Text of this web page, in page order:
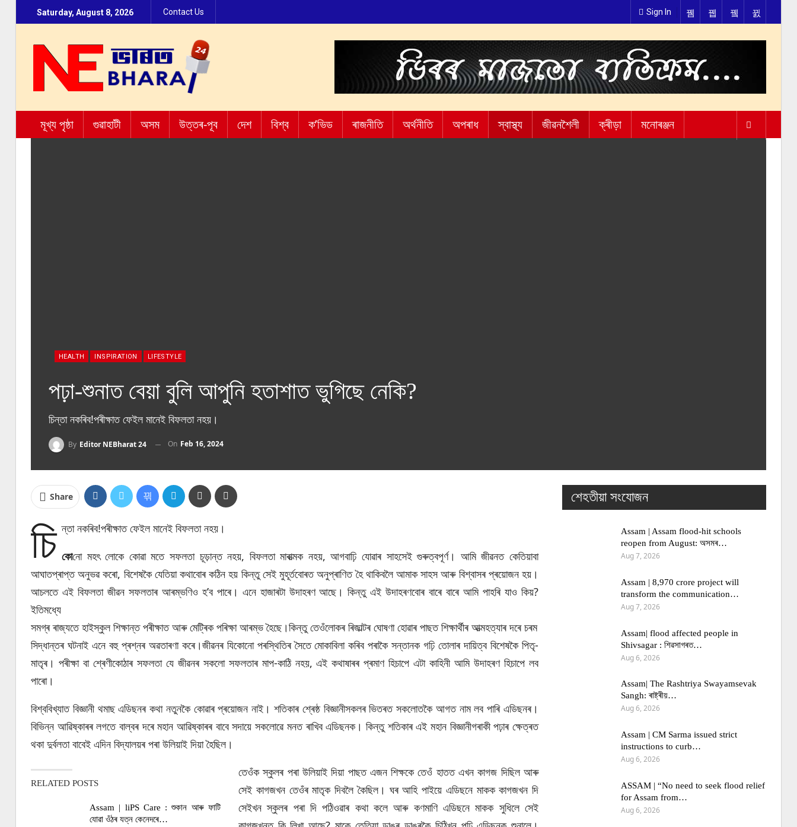
Sign In
Saturday, August 8, 2026 Contact Us
মূখ্য পৃষ্ঠা গুৱাহাটী অসম উত্তৰ-পূব দেশ বিশ্ব ক’ভিড ৰাজনীতি অৰ্থনীতি অপৰাধ স্বাস্থ্য জীৱনশৈলী ক্ৰীড়া মনোৰঞ্জন
HEALTH INSPIRATION LIFESTYLE
পঢ়া-শুনাত বেয়া বুলি আপুনি হতাশাত ভুগিছে নেকি?
চিন্তা নকৰিব!পৰীক্ষাত ফেইল মানেই বিফলতা নহয়।
By Editor NEBharat 24 On Feb 16, 2024
Share
চি ন্তা নকৰিব!পৰীক্ষাত ফেইল মানেই বিফলতা নহয়।
কোনো মহৎ লোকে কোৱা মতে সফলতা চূড়ান্ত নহয়, বিফলতা মাৰাত্মক নহয়, আগবাঢ়ি যোৱাৰ সাহসেই গুৰুত্বপূৰ্ণ। আমি জীৱনত কেতিয়াবা
আঘাতপ্ৰাপ্ত অনুভৱ কৰো, বিশেষকৈ যেতিয়া কথাবোৰ কঠিন হয় কিন্তু সেই মুহূৰ্তবোৰত অনুপ্ৰাণিত হৈ থাকিবলৈ আমাক সাহস আৰু বিশ্বাসৰ প্ৰয়োজন হয়।
আচলতে এই বিফলতা জীৱন সফলতাৰ আৰম্ভণিও হ’ব পাৰে। এনে হাজাৰটা উদাহৰণ আছে। কিন্তু এই উদাহৰণবোৰ বাৰে বাৰে আমি পাহৰি যাও কিয়?
ইতিমধ্যে
সমগ্ৰ ৰাজ্যতে হাইস্কুল শিক্ষান্ত পৰীক্ষাত আৰু মেট্ৰিক পৰিক্ষা আৰম্ভ হৈছে।কিন্তু তেওঁলোকৰ ৰিজাল্টৰ ঘোষণা হোৱাৰ পাছত শিক্ষাৰ্থীৰ আত্মহত্যাৰ দৰে চৰম
সিদ্ধান্তৰ ঘটনাই এনে বহু প্ৰশ্নৰ অৱতাৰণা কৰে।জীৱনৰ যিকোনো পৰস্থিতিৰ সৈতে মোকাবিলা কৰিব পৰাকৈ সন্তানক গঢ়ি তোলাৰ দায়িত্ব বিশেষকৈ পিতৃ-
মাতৃৰ। পৰীক্ষা বা শ্ৰেণীকোঠাৰ সফলতা যে জীৱনৰ সকলো সফলতাৰ মাপ-কাঠি নহয়, এই কথাষাৰৰ প্ৰমাণ হিচাপে এটা কাহিনী আমি উদাহৰণ হিচাপে লব
পাৰো।
বিশ্ববিখ্যাত বিজ্ঞানী থমাছ এডিছনৰ কথা নতুনকৈ কোৱাৰ প্ৰয়োজন নাই। শতিকাৰ শ্ৰেষ্ঠ বিজ্ঞানীসকলৰ ভিতৰত সকলোতকৈ আগত নাম লব পাৰি এডিছনৰ।
বিভিন্ন আৱিষ্কাৰৰ লগতে বাল্বৰ দৰে মহান আৱিষ্কাৰৰ বাবে সদায়ে সকলোৱে মনত ৰাখিব এডিছনক। কিন্তু শতিকাৰ এই মহান বিজ্ঞানীগৰাকী পঢ়াৰ ক্ষেত্ৰত
থকা দুৰ্বলতা বাবেই এদিন বিদ্যালয়ৰ পৰা উলিয়াই দিয়া হৈছিল।
RELATED POSTS
Assam | liPS Care : শুকান আৰু ফাটি
যোৱা ওঁঠৰ যত্ন কেনেদৰে…
তেওঁক স্কুলৰ পৰা উলিয়াই দিয়া পাছত এজন শিক্ষকে তেওঁ হাতত এখন কাগজ দিছিল আৰু
সেই কাগজখন তেওঁৰ মাতৃক দিবলৈ কৈছিল। ঘৰ আহি পাইয়ে এডিছনে মাকক কাগজখন দি
সেইখন স্কুলৰ পৰা দি পঠিওৱাৰ কথা কলে আৰু কণমাণি এডিছনে মাকক সুধিলে সেই
শেহতীয়া সংযোজন
Assam | Assam flood-hit schools
reopen from August: অসমৰ…
Aug 7, 2026
Assam | 8,970 crore project will
transform the communication…
Aug 7, 2026
Assam| flood affected people in
Shivsagar : শিৱসাগৰত…
Aug 6, 2026
Assam| The Rashtriya Swayamsevak
Sangh: ৰাষ্ট্ৰীয়…
Aug 6, 2026
Assam | CM Sarma issued strict
instructions to curb…
Aug 6, 2026
ASSAM | “No need to seek flood relief
for Assam from…
Aug 6, 2026